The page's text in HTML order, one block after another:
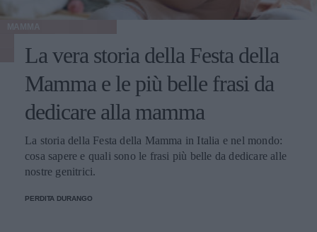
La vera storia della Festa della
Mamma e le più belle frasi da
dedicare alla mamma
La storia della Festa della Mamma in Italia e nel mondo:
cosa sapere e quali sono le frasi più belle da dedicare alle
nostre genitrici.
PERDITA DURANGO